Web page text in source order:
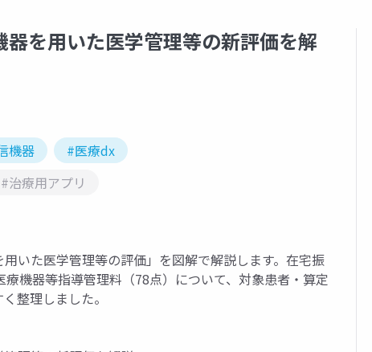
を用いた医学管理等の新評価を解
機器
#医療dx
#治療用アプリ
いた医学管理等の評価」を図解で解説します。在宅振
機器等指導管理料（78点）について、対象患者・算定
整理しました。